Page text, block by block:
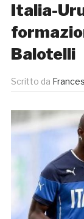
Italia-
Balotelli
Scritto da